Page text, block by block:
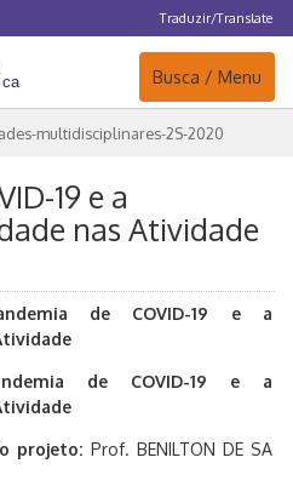
Traduzir/Translate
Navegação
Busca / Menu
multidisciplinares-2S-2020
19 e a
nas Atividade
de COVID-19 e a
de COVID-19 e a
projeto: Prof. BENILTON DE SA